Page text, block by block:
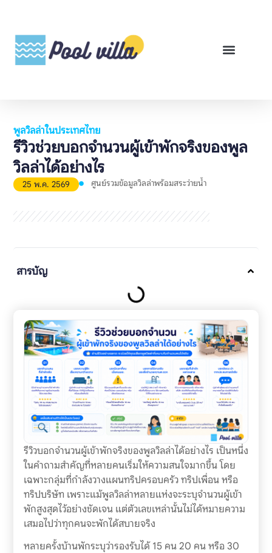
พูลวิลล่าในประเทศไทย
รีวิวช่วยบอกจำนวนผู้เข้าพักจริงของพูล
วิลล่าได้อย่างไร
25 พ.ค. 2569 ศูนย์รวมข้อมูลวิลล่าพร้อมสระว่ายน้ำ
สารบัญ
รีวิวบอกจำนวนผู้เข้าพักจริงของพูลวิลล่าได้อย่างไร เป็นหนึ่ง
ในคำถามสำคัญที่หลายคนเริ่มให้ความสนใจมากขึ้น โดย
เฉพาะกลุ่มที่กำลังวางแผนทริปครอบครัว ทริปเพื่อน หรือ
ทริปบริษัท เพราะแม้พูลวิลล่าหลายแห่งจะระบุจำนวนผู้เข้า
พักสูงสุดไว้อย่างชัดเจน แต่ตัวเลขเหล่านั้นไม่ได้หมายความ
เสมอไปว่าทุกคนจะพักได้สบายจริง
หลายครั้งบ้านพักระบุว่ารองรับได้ 15 คน 20 คน หรือ 30